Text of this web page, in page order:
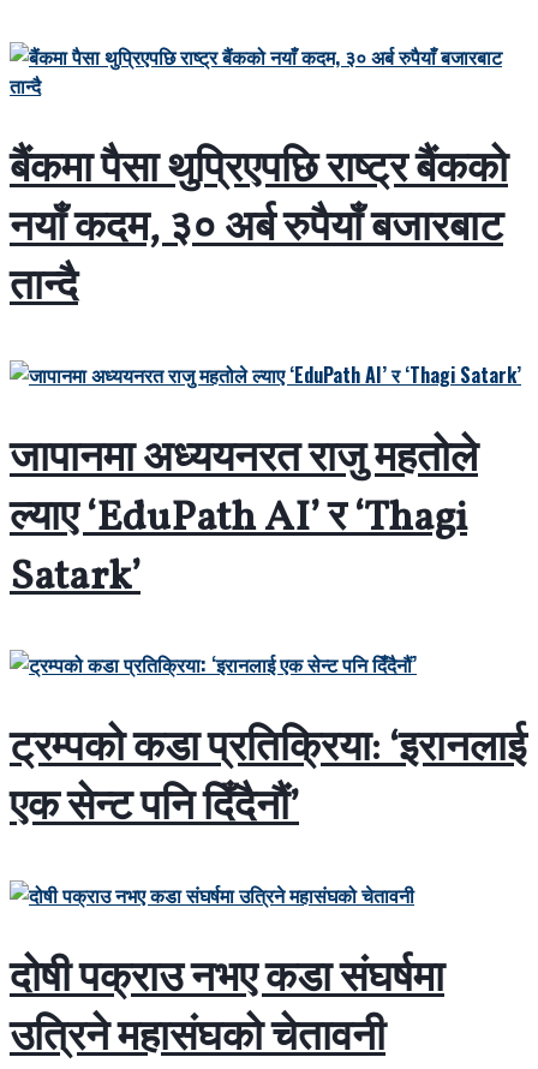
बैंकमा पैसा थुप्रिएपछि राष्ट्र बैंकको
नयाँ कदम, ३० अर्ब रुपैयाँ बजारबाट
तान्दै
जापानमा अध्ययनरत राजु महतोले
ल्याए ‘EduPath AI’ र ‘Thagi
Satark’
ट्रम्पको कडा प्रतिक्रिया: ‘इरानलाई
एक सेन्ट पनि दिँदैनौं’
दोषी पक्राउ नभए कडा संघर्षमा
उत्रिने महासंघको चेतावनी